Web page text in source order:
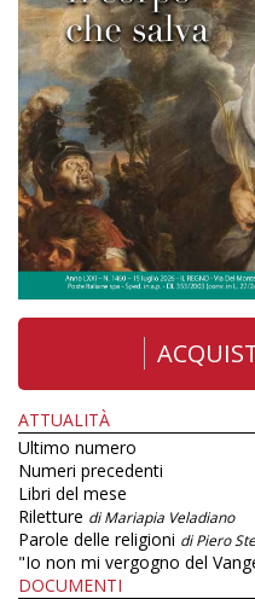
ATTUALITÀ
Ultimo numero
Numeri precedenti
Libri del mese
Riletture di Mariapia Veladiano
Parole delle religioni di Piero
"Io non mi vergogno del
DOCUMENTI